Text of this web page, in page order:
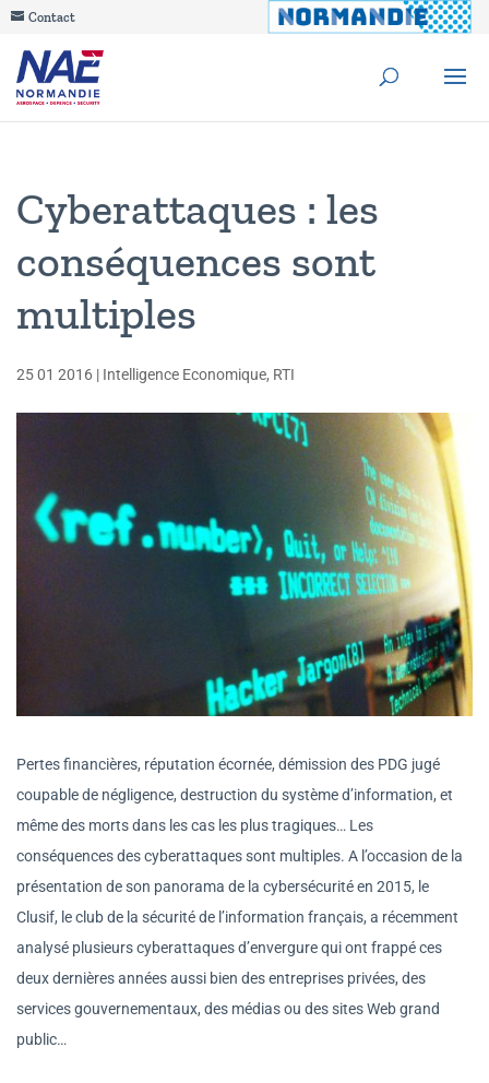
Contact
Cyberattaques : les
conséquences sont
multiples
25 01 2016 | Intelligence Economique, RTI
Pertes financières, réputation écornée, démission des PDG jugé
coupable de négligence, destruction du système d’information, et
même des morts dans les cas les plus tragiques… Les
conséquences des cyberattaques sont multiples. A l’occasion de la
présentation de son panorama de la cybersécurité en 2015, le
Clusif, le club de la sécurité de l’information français, a récemment
analysé plusieurs cyberattaques d’envergure qui ont frappé ces
deux dernières années aussi bien des entreprises privées, des
services gouvernementaux, des médias ou des sites Web grand
public…